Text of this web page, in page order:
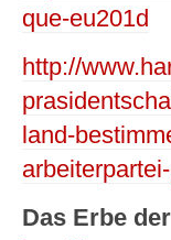
que-eu201d
http://
land-
Das Erbe